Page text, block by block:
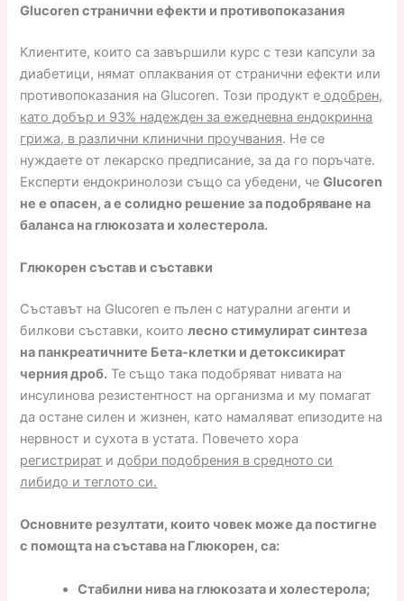
Glucoren странични ефекти и противопоказания
Клиентите, които са завършили курс с тези капсули за
диабетици, нямат оплаквания от странични ефекти или
противопоказания на Glucoren. Този продукт е одобрен,
като добър и 93% надежден за ежедневна ендокринна
грижа, в различни клинични проучвания. Не се
нуждаете от лекарско предписание, за да го поръчате.
Експерти ендокринолози също са убедени, чеGlucoren
не е опасен, а е солидно решение за подобряване на
баланса на глюкозата и холестерола.
Глюкорен състав и съставки
Съставът на Glucoren е пълен с натурални агенти и
билкови съставки, коитолесно стимулират синтеза
на панкреатичните Бета-клетки и детоксикират
черния дроб. Те също така подобряват нивата на
инсулинова резистентност на организма и му помагат
да остане силен и жизнен, като намаляват епизодите на
нервност и сухота в устата. Повечето хора
регистрират идобри подобрения в средното си
либидо и теглото си.
Основните резултати, които човек може да постигне
с помощта на състава на Глюкорен, са:
Стабилни нива на глюкозата и холестерола;